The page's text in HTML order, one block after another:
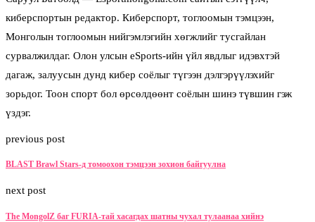
киберспортын редактор. Киберспорт, тоглоомын тэмцээн,
Монголын тоглоомын нийгэмлэгийн хөгжлийг тусгайлан
сурвалжилдаг. Олон улсын eSports-ийн үйл явдлыг идэвхтэй
дагаж, залуусын дунд кибер соёлыг түгээн дэлгэрүүлэхийг
зорьдог. Тоон спорт бол өрсөлдөөнт соёлын шинэ түвшин гэж
үздэг.
previous post
BLAST Brawl Stars-д томоохон тэмцээн зохион байгуулна
next post
The MongolZ баг FURIA-тай хасагдах шатны чухал тулаанаа хийнэ